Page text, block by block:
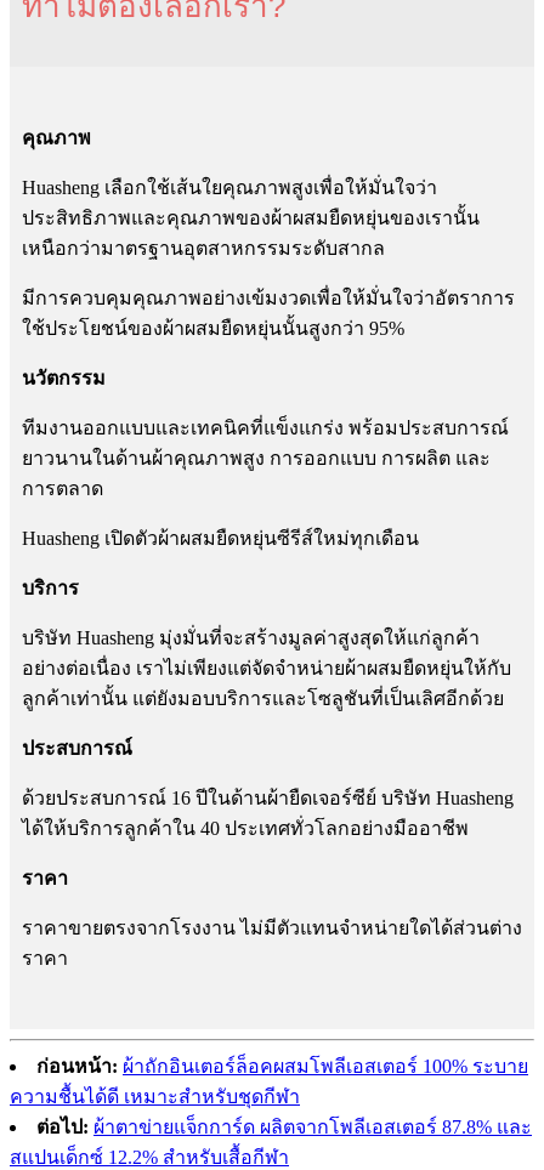
คุณภาพ
Huasheng เลือกใช้เส้นใยคุณภาพสูงเพื่อให้มั่นใจว่า
ประสิทธิภาพและคุณภาพของผ้าผสมยืดหยุ่นของเรานั้น
เหนือกว่ามาตรฐานอุตสาหกรรมระดับสากล
มีการควบคุมคุณภาพอย่างเข้มงวดเพื่อให้มั่นใจว่าอัตราการ
ใช้ประโยชน์ของผ้าผสมยืดหยุ่นนั้นสูงกว่า 95%
นวัตกรรม
ทีมงานออกแบบและเทคนิคที่แข็งแกร่ง พร้อมประสบการณ์
ยาวนานในด้านผ้าคุณภาพสูง การออกแบบ การผลิต และ
การตลาด
Huasheng เปิดตัวผ้าผสมยืดหยุ่นซีรีส์ใหม่ทุกเดือน
บริการ
บริษัท Huasheng มุ่งมั่นที่จะสร้างมูลค่าสูงสุดให้แก่ลูกค้า
อย่างต่อเนื่อง เราไม่เพียงแต่จัดจำหน่ายผ้าผสมยืดหยุ่นให้กับ
ลูกค้าเท่านั้น แต่ยังมอบบริการและโซลูชันที่เป็นเลิศอีกด้วย
ประสบการณ์
ด้วยประสบการณ์ 16 ปีในด้านผ้ายืดเจอร์ซีย์ บริษัท Huasheng
ได้ให้บริการลูกค้าใน 40 ประเทศทั่วโลกอย่างมืออาชีพ
ราคา
ราคาขายตรงจากโรงงาน ไม่มีตัวแทนจำหน่ายใดได้ส่วนต่าง
ราคา
ก่อนหน้า: ผ้าถักอินเตอร์ล็อคผสมโพลีเอสเตอร์ 100% ระบาย
ความชื้นได้ดี เหมาะสำหรับชุดกีฬา
ต่อไป: ผ้าตาข่ายแจ็กการ์ด ผลิตจากโพลีเอสเตอร์ 87.8% และ
สแปนเด็กซ์ 12.2% สำหรับเสื้อกีฬา